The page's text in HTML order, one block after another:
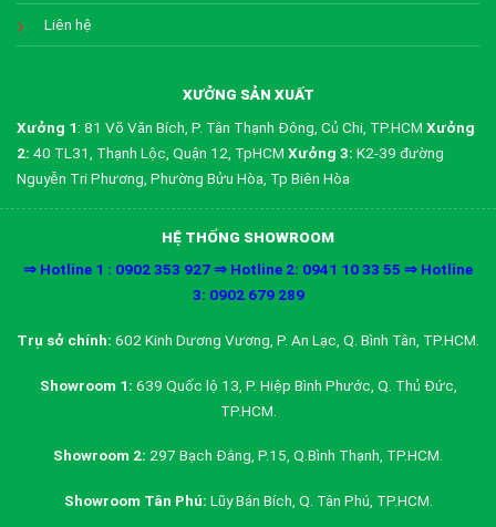
Liên hệ
XƯỞNG SẢN XUẤT
Xưởng 1: 81 Võ Văn Bích, P. Tân Thạnh Đông, Củ Chi, TP.HCM Xưởng
2: 40 TL31, Thạnh Lộc, Quận 12, TpHCM Xưởng 3: K2-39 đường
Nguyễn Tri Phương, Phường Bửu Hòa, Tp Biên Hòa
HỆ THỐNG SHOWROOM
⇒ Hotline 1 : 0902 353 927 ⇒ Hotline 2: 0941 10 33 55 ⇒ Hotline
3: 0902 679 289
Trụ sở chính: 602 Kinh Dương Vương, P. An Lạc, Q. Bình Tân, TP.HCM.
Showroom 1: 639 Quốc lộ 13, P. Hiệp Bình Phước, Q. Thủ Đức,
TP.HCM.
Showroom 2: 297 Bạch Đằng, P.15, Q.Bình Thạnh, TP.HCM.
Showroom Tân Phú: Lũy Bán Bích, Q. Tân Phú, TP.HCM.